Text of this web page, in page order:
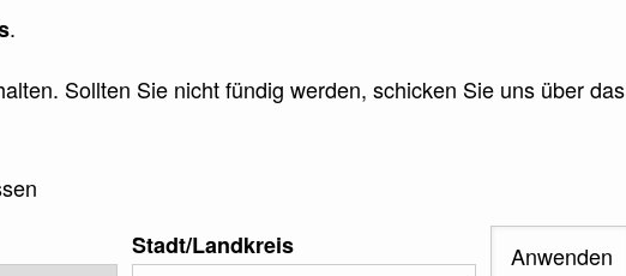
.
Sollten Sie nicht fündig werden, schicken Sie uns über das
Stadt/Landkreis